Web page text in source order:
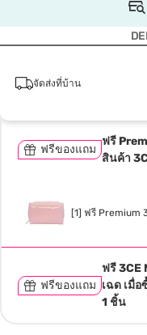
จัดส่งที่บ้าน
ฟรีของแถม
ฟรี
สินค้า
[1] ฟรี Premium
ฟรีของแถม
ฟรี 3CE
เฉด เมื่
1 ชิ้น